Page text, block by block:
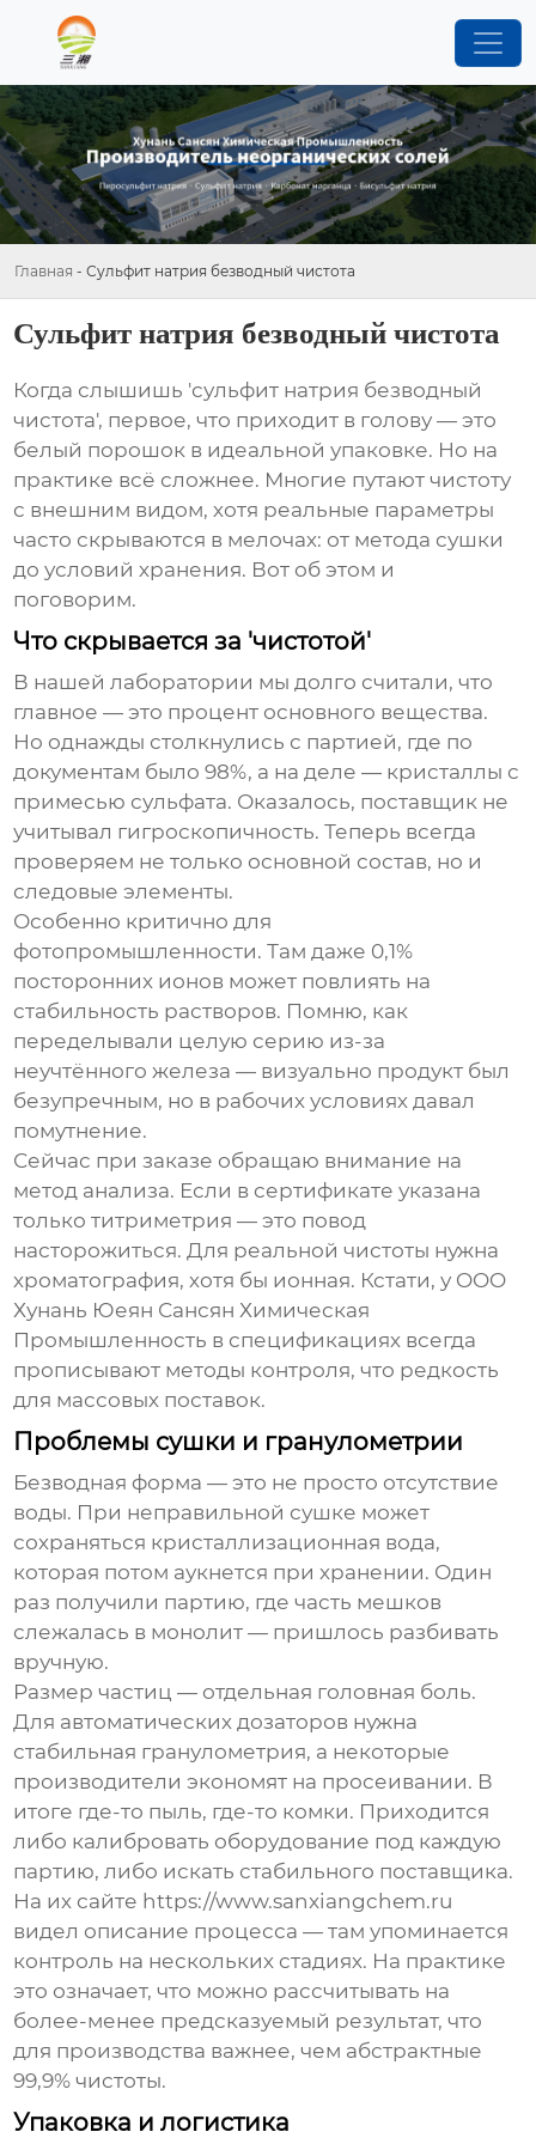
Главная - Сульфит натрия безводный чистота
Сульфит натрия безводный чистота
Когда слышишь 'сульфит натрия безводный
чистота', первое, что приходит в голову — это
белый порошок в идеальной упаковке. Но на
практике всё сложнее. Многие путают чистоту
с внешним видом, хотя реальные параметры
часто скрываются в мелочах: от метода сушки
до условий хранения. Вот об этом и
поговорим.
Что скрывается за 'чистотой'
В нашей лаборатории мы долго считали, что
главное — это процент основного вещества.
Но однажды столкнулись с партией, где по
документам было 98%, а на деле — кристаллы с
примесью сульфата. Оказалось, поставщик не
учитывал гигроскопичность. Теперь всегда
проверяем не только основной состав, но и
следовые элементы.
Особенно критично для
фотопромышленности. Там даже 0,1%
посторонних ионов может повлиять на
стабильность растворов. Помню, как
переделывали целую серию из-за
неучтённого железа — визуально продукт был
безупречным, но в рабочих условиях давал
помутнение.
Сейчас при заказе обращаю внимание на
метод анализа. Если в сертификате указана
только титриметрия — это повод
насторожиться. Для реальной чистоты нужна
хроматография, хотя бы ионная. Кстати, у OOO
Хунань Юеян Сансян Химическая
Промышленность в спецификациях всегда
прописывают методы контроля, что редкость
для массовых поставок.
Проблемы сушки и гранулометрии
Безводная форма — это не просто отсутствие
воды. При неправильной сушке может
сохраняться кристаллизационная вода,
которая потом аукнется при хранении. Один
раз получили партию, где часть мешков
слежалась в монолит — пришлось разбивать
вручную.
Размер частиц — отдельная головная боль.
Для автоматических дозаторов нужна
стабильная гранулометрия, а некоторые
производители экономят на просеивании. В
итоге где-то пыль, где-то комки. Приходится
либо калибровать оборудование под каждую
партию, либо искать стабильного поставщика.
На их сайте https://www.sanxiangchem.ru
видел описание процесса — там упоминается
контроль на нескольких стадиях. На практике
это означает, что можно рассчитывать на
более-менее предсказуемый результат, что
для производства важнее, чем абстрактные
99,9% чистоты.
Упаковка и логистика